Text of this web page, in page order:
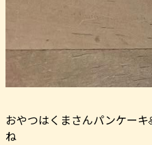
おやつはくまさんパンケー
ね